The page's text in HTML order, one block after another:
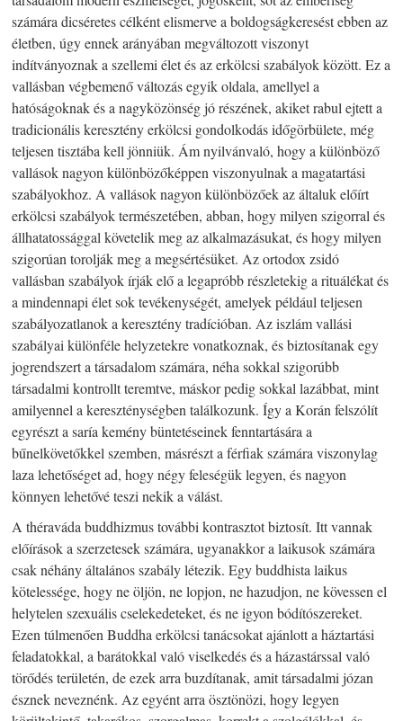
számára dicséretes célként elismerve a boldogságkeresést ebben az
életben, úgy ennek arányában megváltozott viszonyt
indítványoznak a szellemi élet és az erkölcsi szabályok között. Ez a
vallásban végbemenő változás egyik oldala, amellyel a
hatóságoknak és a nagyközönség jó részének, akiket rabul ejtett a
tradicionális keresztény erkölcsi gondolkodás időgörbülete, még
teljesen tisztába kell jönniük. Ám nyilvánvaló, hogy a különböző
vallások nagyon különbözőképpen viszonyulnak a magatartási
szabályokhoz. A vallások nagyon különbözőek az általuk előírt
erkölcsi szabályok természetében, abban, hogy milyen szigorral és
állhatatossággal követelik meg az alkalmazásukat, és hogy milyen
szigorúan torolják meg a megsértésüket. Az ortodox zsidó
vallásban szabályok írják elő a legapróbb részletekig a rituálékat és
a mindennapi élet sok tevékenységét, amelyek például teljesen
szabályozatlanok a keresztény tradícióban. Az iszlám vallási
szabályai különféle helyzetekre vonatkoznak, és biztosítanak egy
jogrendszert a társadalom számára, néha sokkal szigorúbb
társadalmi kontrollt teremtve, máskor pedig sokkal lazábbat, mint
amilyennel a kereszténységben találkozunk. Így a Korán felszólít
egyrészt a saría kemény büntetéseinek fenntartására a
bűnelkövetőkkel szemben, másrészt a férfiak számára viszonylag
laza lehetőséget ad, hogy négy feleségük legyen, és nagyon
könnyen lehetővé teszi nekik a válást.
A théraváda buddhizmus további kontrasztot biztosít. Itt vannak
előírások a szerzetesek számára, ugyanakkor a laikusok számára
csak néhány általános szabály létezik. Egy buddhista laikus
kötelessége, hogy ne öljön, ne lopjon, ne hazudjon, ne kövessen el
helytelen szexuális cselekedeteket, és ne igyon bódítószereket.
Ezen túlmenően Buddha erkölcsi tanácsokat ajánlott a háztartási
feladatokkal, a barátokkal való viselkedés és a házastárssal való
törődés területén, de ezek arra buzdítanak, amit társadalmi józan
észnek neveznénk. Az egyént arra ösztönözi, hogy legyen